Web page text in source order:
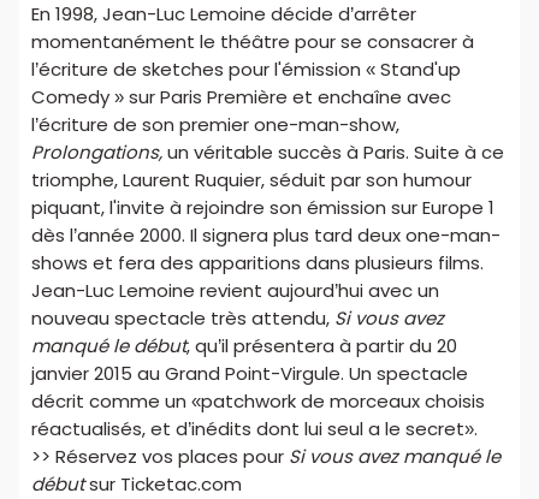
En 1998, Jean-Luc Lemoine décide d’arrêter
momentanément le théâtre pour se consacrer à
l’écriture de sketches pour l'émission « Stand'up
Comedy » sur Paris Première et enchaîne avec
l’écriture de son premier one-man-show,
Prolongations,un véritable succès à Paris. Suite à ce
triomphe, Laurent Ruquier, séduit par son humour
piquant, l'invite à rejoindre son émission sur Europe 1
dès l’année 2000. Il signera plus tard deux one-man-
shows et fera des apparitions dans plusieurs films.
Jean-Luc Lemoine revient aujourd’hui avec un
nouveau spectacle très attendu, Si vous avez
manqué le début, qu’il présentera à partir du 20
janvier 2015 au Grand Point-Virgule. Un spectacle
décrit comme un «patchwork de morceaux choisis
réactualisés, et d’inédits dont lui seul a le secret».
>> Réservez vos places pour Si vous avez manqué le
débutsur Ticketac.com